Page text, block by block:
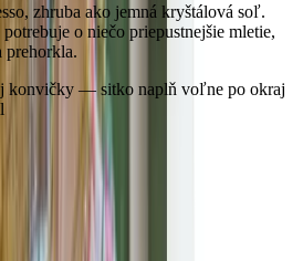
zhruba ako jemná kryštálová soľ.
o niečo priepustnejšie mletie,
prehorkla.
konvičky — sitko naplň voľne po okraj